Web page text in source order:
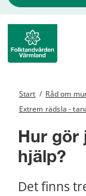
Start / Råd om
Extrem rädsla -
Hur gör
hjälp?
Det finns